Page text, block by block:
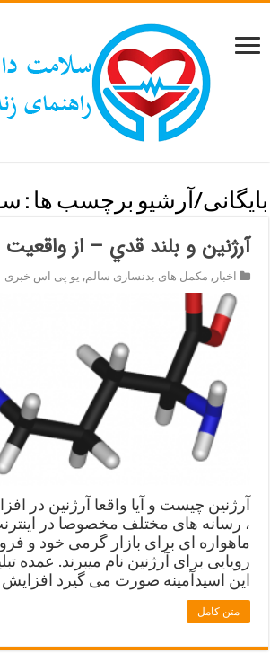
بایگانی/آرشیو برچسب ها :
آرژنین و بلند قدي – از واقعیت
اخبار, مکمل های بدنسازی سالم, یو پی اس خبری
آرژنین چیست و آیا واقعا آرژنین در
، رسانه های مختلف مخصوصا در
ماهواره ای برای بازار گرمی خود و
رویایی برای آرژنین نام میبرند. عمده
این اسیدآمینه صورت می گیرد
متن کامل